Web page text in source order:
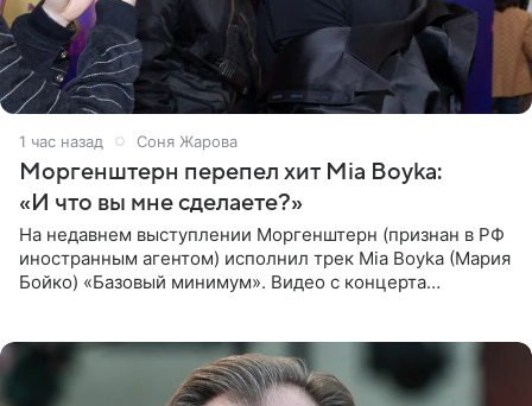
1 час назад Соня Жарова
Моргенштерн перепел хит Mia Boyka:
«И что вы мне сделаете?»
На недавнем выступлении Моргенштерн (признан в РФ
иностранным агентом) исполнил трек Mia Boyka (Мария
Бойко) «Базовый минимум». Видео с концерта